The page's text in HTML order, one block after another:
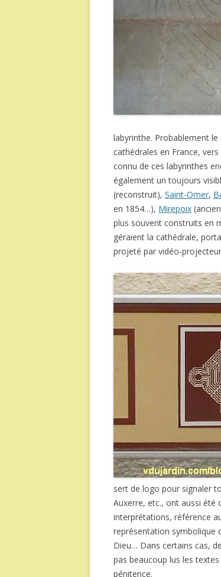
labyrinthe. Probablement
cathédrales en France,
connu de ces labyrinthes
également un toujours
(reconstruit), Saint-Omer,
en 1854…), Mirepoix
plus souvent construits en
géraient la cathédrale,
projeté par vidéo-
sert de logo pour signaler
Auxerre, etc., ont aussi été
interprétations, référence
représentation symbolique
Dieu… Dans certains cas,
pas beaucoup lus les
pénitence.